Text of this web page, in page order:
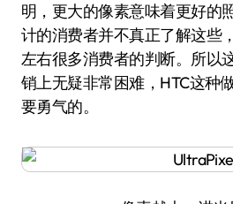
明，更大的像素意味着更好的
计的消费者并不真正了解这些
左右很多消费者的判断。所以
销上无疑非常困难，HTC这种
要勇气的。